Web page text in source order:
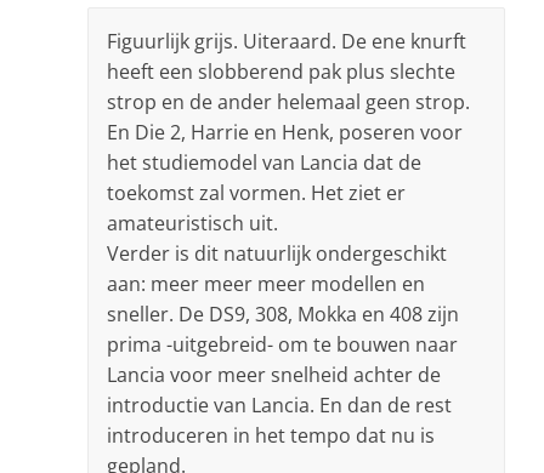
Figuurlijk grijs. Uiteraard. De ene knurft
heeft een slobberend pak plus slechte
strop en de ander helemaal geen strop.
En Die 2, Harrie en Henk, poseren voor
het studiemodel van Lancia dat de
toekomst zal vormen. Het ziet er
amateuristisch uit.
Verder is dit natuurlijk ondergeschikt
aan: meer meer meer modellen en
sneller. De DS9, 308, Mokka en 408 zijn
prima -uitgebreid- om te bouwen naar
Lancia voor meer snelheid achter de
introductie van Lancia. En dan de rest
introduceren in het tempo dat nu is
gepland.